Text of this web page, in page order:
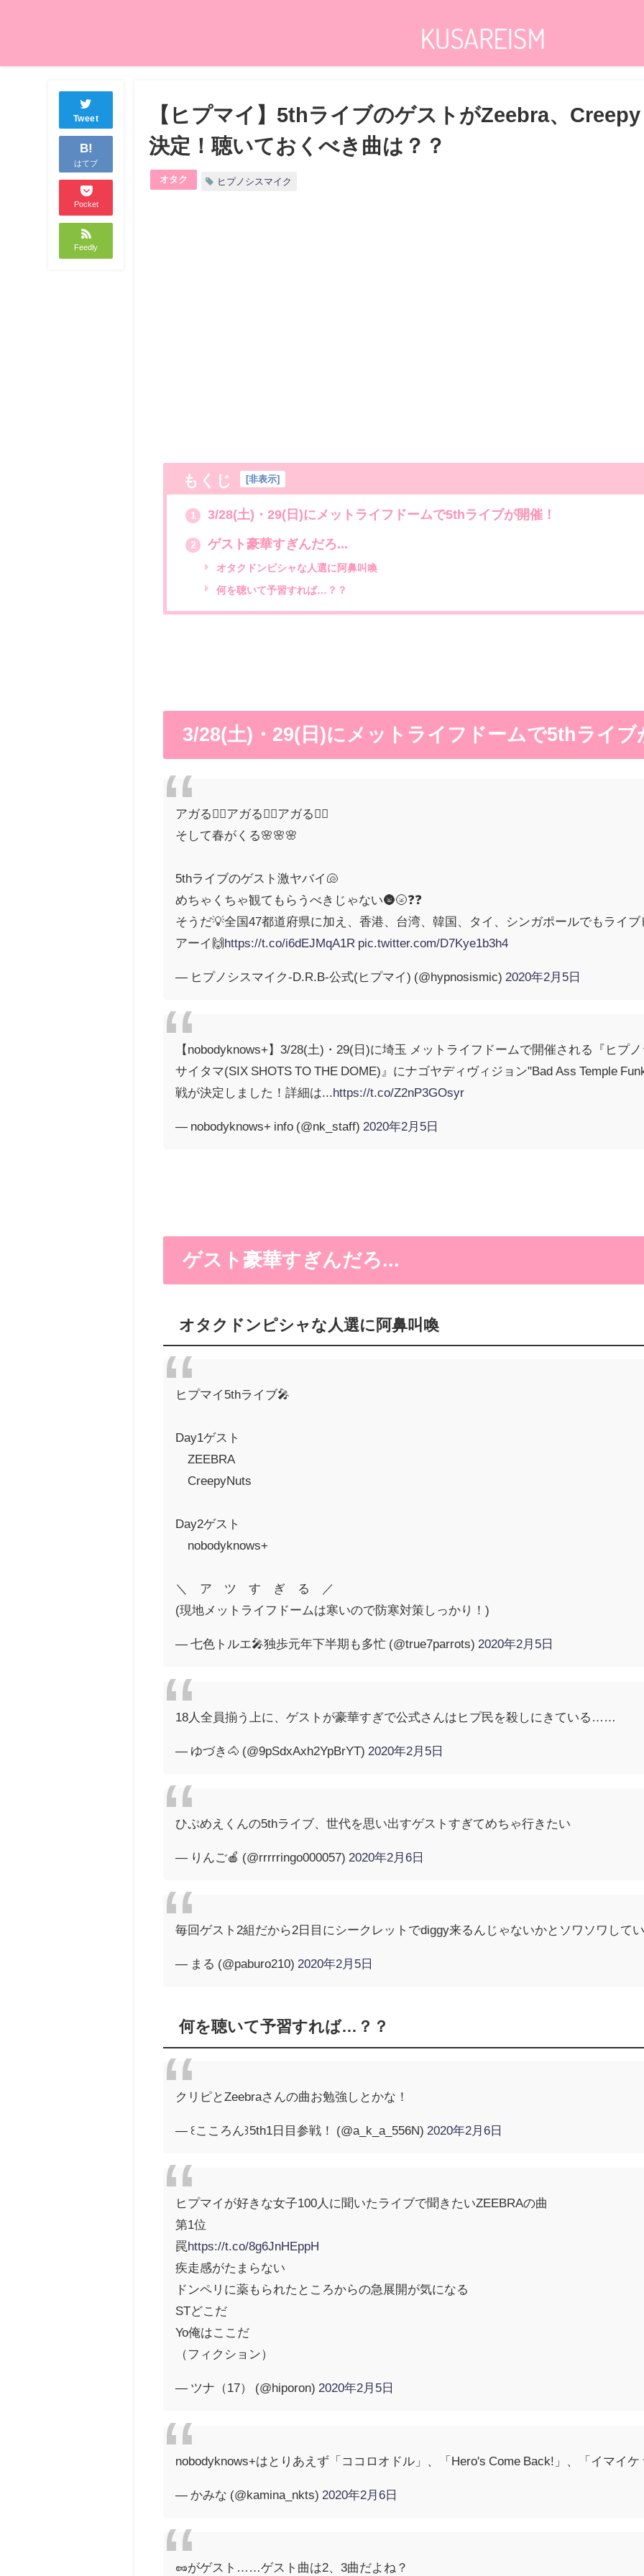
Tweet
B!
はてブ
Pocket
Feedly
【ヒプマイ】5thライブのゲストがZeebra、
決定！聴いておくべき曲は？？
オタク ヒプノシスマイク
もくじ [非表示]
1 3/28(土)・29(日)にメットライフドームで5thライブが開催！
2 ゲスト豪華すぎんだろ...
オタクドンピシャな人選に阿鼻叫喚
何を聴いて予習すれば…？？
3/28(土)・29(日)にメットライフドームで5thライブ
アガる🤸‍♂️アガる🤾‍♀️アガる🏌️‍♀️
そして春がくる🌸🌸🌸
5thライブのゲスト激ヤバイ🐚
めちゃくちゃ観てもらうべきじゃない🌚🌝❓❓
そうだ💡全国47都道府県に加え、香港、台湾、韓国、タイ、シンガポールでもライ
アーイ🙌https://t.co/i6dEJMqA1R pic.twitter.com/D7Kye1b3h4
— ヒプノシスマイク-D.R.B-公式(ヒプマイ) (@hypnosismic) 2020年2月5日
【nobodyknows+】3/28(土)・29(日)に埼玉 メットライフドームで開催される『ヒプ
サイタマ(SIX SHOTS TO THE DOME)』にナゴヤディヴィジョン"Bad Ass Temple
戦が決定しました！詳細は...https://t.co/Z2nP3GOsyr
— nobodyknows+ info (@nk_staff) 2020年2月5日
ゲスト豪華すぎんだろ...
オタクドンピシャな人選に阿鼻叫喚
ヒプマイ5thライブ🎤
Day1ゲスト
ZEEBRA
CreepyNuts
Day2ゲスト
nobodyknows+
＼ ア ツ す ぎ る ／
(現地メットライフドームは寒いので防寒対策しっかり！)
— 七色トルエ🎤独歩元年下半期も多忙 (@true7parrots) 2020年2月5日
18人全員揃う上に、ゲストが豪華すぎで公式さんはヒプ民を殺しにきている……
— ゆづき🐴 (@9pSdxAxh2YpBrYT) 2020年2月5日
ひぷめえくんの5thライブ、世代を思い出すゲストすぎてめちゃ行きたい
— りんご🍎 (@rrrrringo000057) 2020年2月6日
毎回ゲスト2組だから2日目にシークレットでdiggy来るんじゃないかとソワソワして
— まる (@paburo210) 2020年2月5日
何を聴いて予習すれば…？？
クリピとZeebraさんの曲お勉強しとかな！
— ꒰こころん꒱5th1日目参戦！ (@a_k_a_556N) 2020年2月6日
ヒプマイが好きな女子100人に聞いたライブで聞きたいZEEBRAの曲
第1位
罠https://t.co/8g6JnHEppH
疾走感がたまらない
ドンペリに薬もられたところからの急展開が気になる
STどこだ
Yo俺はここだ
（フィクション）
— ツナ（17） (@hiporon) 2020年2月5日
nobodyknows+はとりあえず「ココロオドル」、「Hero's Come Back!」、「イマイ
— かみな (@kamina_nkts) 2020年2月6日
🥜がゲスト……ゲスト曲は2、3曲だよね？